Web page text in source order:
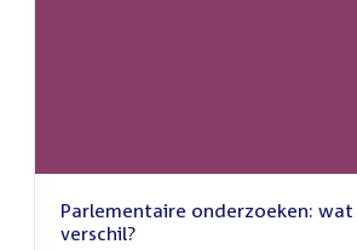
Parlementaire onderzoeken: wat
verschil?